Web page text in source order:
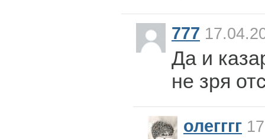
777
Да и
не зря
олегггг